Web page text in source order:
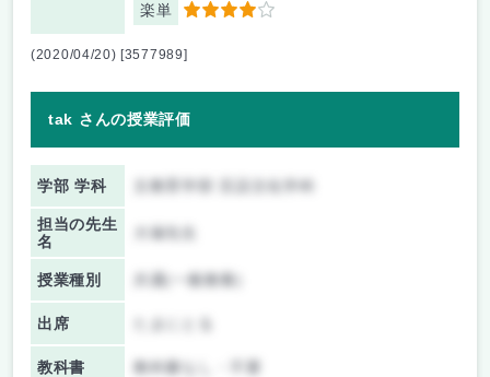
楽単 4
(2020/04/20) [3577989]
tak さんの授業評価
学部 学科
担当の先生
名
大塚先生
授業種別 共通(一般教養)
出席
教科書 教科書なし・不要